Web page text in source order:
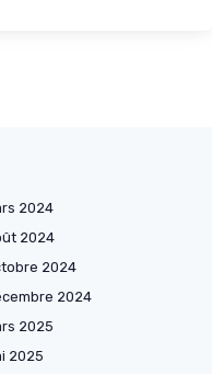
2024
2024
2024
2024
2025
2025